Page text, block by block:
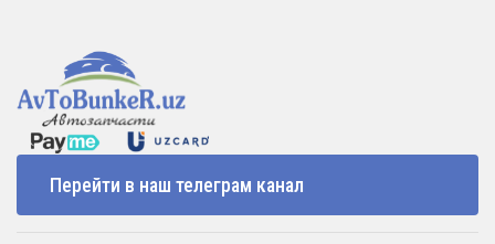
Перейти в наш телеграм канал